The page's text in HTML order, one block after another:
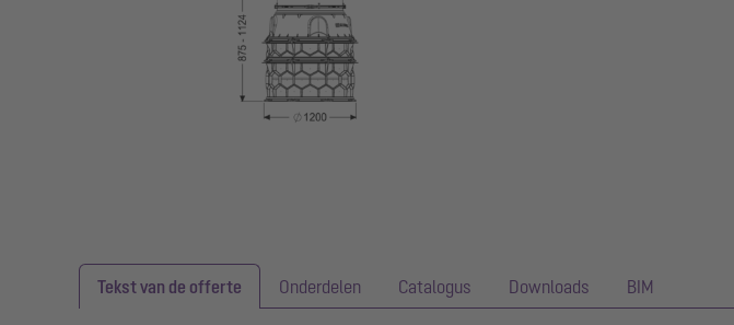
Tekst van de offerte Onderdelen Catalogus Downloads BIM